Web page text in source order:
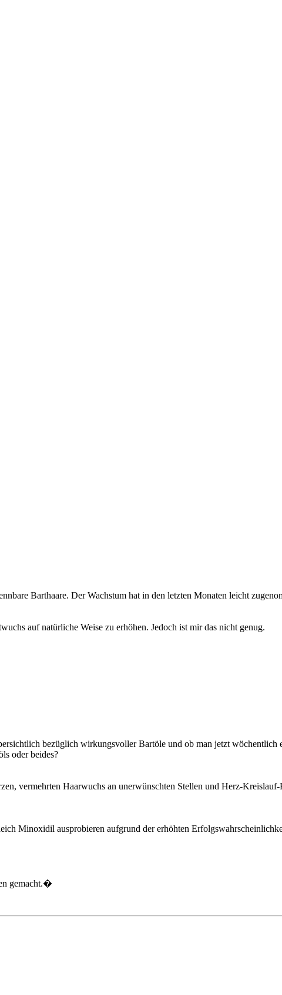
Barthaare. Der Wachstum hat in den letzten Monaten leicht
auf natürliche Weise zu erhöhen. Jedoch ist mir das nicht genug.
bezüglich wirkungsvoller Bartöle und ob man jetzt
oder beides?
vermehrten Haarwuchs an unerwünschten Stellen und Herz-
Minoxidil ausprobieren aufgrund der erhöhten
gemacht.�